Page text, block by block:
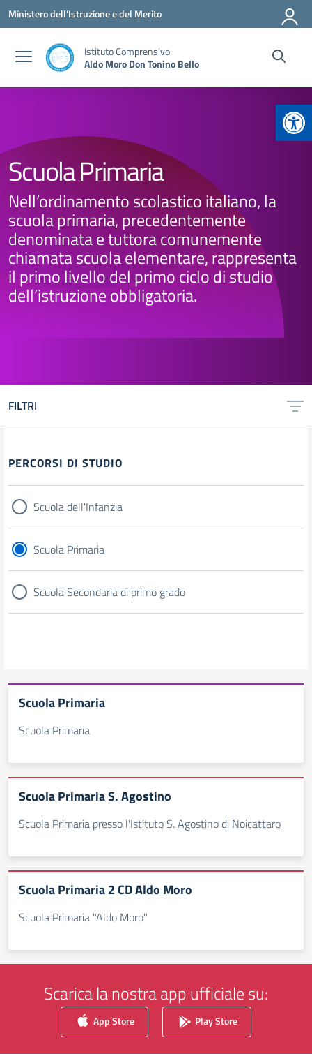
Vai ai contenuti
Vai al menu di navigazione
Vai al footer
Ministero dell'Istruzione e del Merito
Istituto Comprensivo
Aldo Moro Don Tonino Bello
Scuola Primaria
Nell’ordinamento scolastico italiano, la
scuola primaria, precedentemente
denominata e tuttora comunemente
chiamata scuola elementare, rappresenta
il primo livello del primo ciclo di studio
dell’istruzione obbligatoria.
FILTRI
Filtri
PERCORSI DI STUDIO
Scuola dell'Infanzia
Scuola Primaria
Scuola Secondaria di primo grado
Scuola Primaria
Scuola Primaria
Scuola Primaria S. Agostino
Scuola Primaria presso l'Istituto S. Agostino di Noicattaro
Scuola Primaria 2 CD Aldo Moro
Scuola Primaria "Aldo Moro"
Scarica la nostra app ufficiale su:
App Store Play Store